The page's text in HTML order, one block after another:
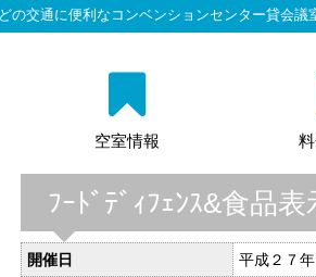
交通に便利なコンベンションセンター貸会議
空室情報
ﾌｰﾄﾞﾃﾞｨﾌｪﾝｽ&食品
開催日
平成２７